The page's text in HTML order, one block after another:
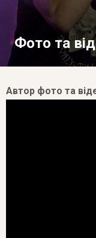
ДОВІДКА
Фото та
Автор фото та